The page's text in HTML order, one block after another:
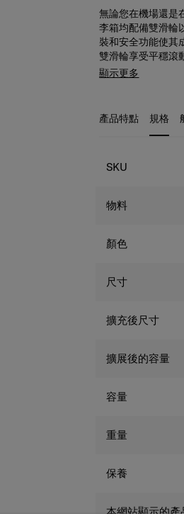
無論您在機場還是
李箱均配備雙滑輪
裝和安全功能使其
雙滑輪享受平穩滾
完全靜止。
料。
顯示更多
產品特點 規格
規格
SKU
物料
顏色
尺寸
擴充後尺寸
擴展後的容量
容量
重量
保養
本網站顯示的